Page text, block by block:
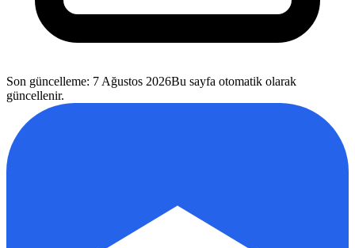
Son güncelleme: 7 Ağustos 2026Bu sayfa otomatik olarak
güncellenir.